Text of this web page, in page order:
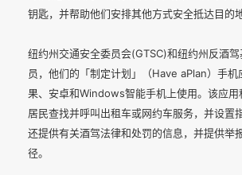
钥匙，并帮助他们安排其他方式安全抵达目的地
纽约州交通安全委员会(GTSC)和纽约州反酒
员，他们的「制定计划」（Have aPlan）手机
果、安卓和Windows智能手机上使用。该应用
居民查找并呼叫出租车或网约车服务，并设置
还提供有关酒驾法律和处罚的信息，并提供举
径。